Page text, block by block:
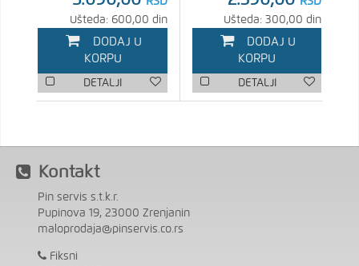
Ušteda: 600,00 din
DODAJ U
KORPU
DETALJI
Ušteda: 300,00 din
DODAJ U
KORPU
DETALJI
Kontakt
Pin servis s.t.k.r.
Pupinova 19, 23000 Zrenjanin
maloprodaja@pinservis.co.rs
Fiksni